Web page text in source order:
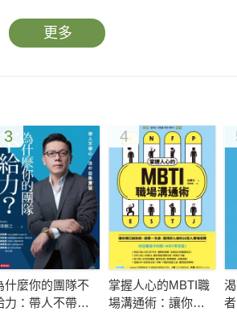
！
！
翻轉人生的必修課~
讓創業成功，不再困難重重，遙不可及！
家智慧學，讓你「不只成功，更加卓
從現在開始改變！
更多
3
什麼你的團隊不
力：帶人不帶
4
掌握人心的MBTI職
場溝通術：讓你開